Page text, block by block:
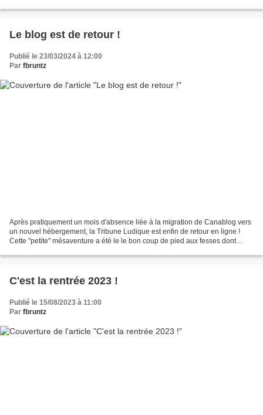
Le blog est de retour !
Publié le 23/03/2024 à 12:00
Par fbruntz
Après pratiquement un mois d'absence liée à la migration de Canablog vers
un nouvel hébergement, la Tribune Ludique est enfin de retour en ligne !
Cette "petite" mésaventure a été le le bon coup de pied aux fesses dont
C'est la rentrée 2023 !
Publié le 15/08/2023 à 11:00
Par fbruntz